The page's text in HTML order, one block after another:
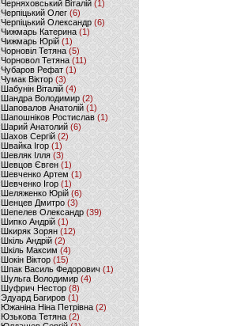
Черняховський Віталій (1)
Черпіцький Олег (6)
Черпіцький Олександр (6)
Чижмарь Катерина (1)
Чижмарь Юрій (1)
Чорновіл Тетяна (5)
Чорновол Тетяна (11)
Чубаров Рефат (1)
Чумак Віктор(3)
Шабунін Віталій (4)
Шандра Володимир (2)
Шаповалов Анатолій(1)
Шапошніков Ростислав(1)
Шарий Анатолий(6)
Шахов Сергій(2)
Швайка Ігор (1)
Шевляк Ілля (3)
Шевцов Євген (1)
Шевченко Артем(1)
Шевченко Ігор(1)
Шеляженко Юрій (6)
Шенцев Дмитро (3)
Шепелев Олександр (39)
Шипко Андрій(1)
Шкиряк Зорян(12)
Шкіль Андрій(2)
Шкіль Максим (4)
Шокін Віктор (15)
Шпак Василь Федорович (1)
Шульга Володимир (4)
Шуфрич Нестор(8)
Эдуард Багиров (1)
Южаніна Ніна Петрівна (2)
Юзькова Тетяна(2)